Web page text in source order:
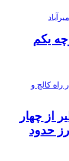
یکم
از چهار
حدود